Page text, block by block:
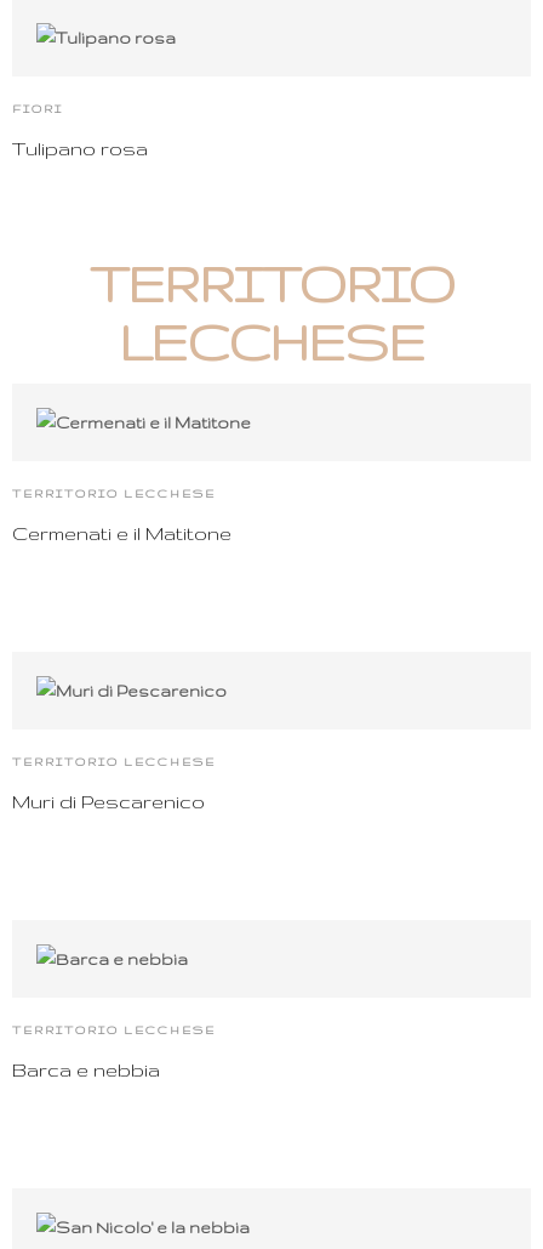
FIORI
Tulipano rosa
TERRITORIO
LECCHESE
TERRITORIO LECCHESE
Cermenati e il Matitone
TERRITORIO LECCHESE
Muri di Pescarenico
TERRITORIO LECCHESE
Barca e nebbia